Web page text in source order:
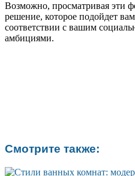
Возможно, просматривая эти
решение, которое подойдет
соответствии с вашим
амбициями.
Смотрите также: